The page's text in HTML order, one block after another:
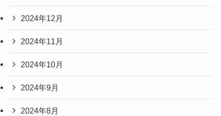
2024年12月
2024年11月
2024年10月
2024年9月
2024年8月